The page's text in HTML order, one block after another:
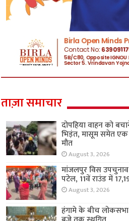
ताज़ा समाचार
दोपहिया वाहन को
भिड़ंत, मासूम समेत एक
मौत
August 3, 2026
मांजलपुर विस
पटेल, 11वें राउंड में
August 3, 2026
हंगामे के बीच लोकसभा